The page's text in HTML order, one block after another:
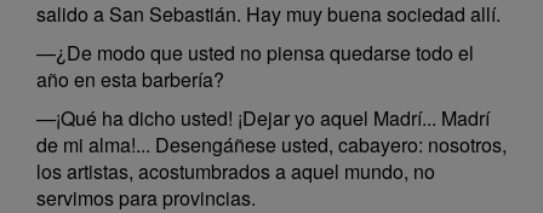
salido a San Sebastián. Hay muy buena sociedad allí.
—¿De modo que usted no piensa quedarse todo el
año en esta barbería?
—¡Qué ha dicho usted! ¡Dejar yo aquel Madrí... Madrí
de mi alma!... Desengáñese usted, cabayero: nosotros,
los artistas, acostumbrados a aquel mundo, no
servimos para provincias.